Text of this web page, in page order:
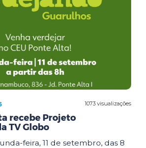
1073 visualizações
recebe Projeto
TV Globo
feira, 11 de setembro, das 8